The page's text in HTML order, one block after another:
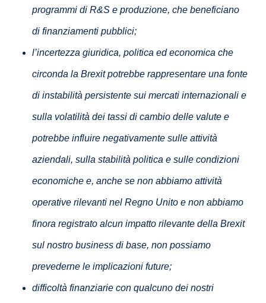
programmi di R&S e produzione, che beneficiano
di finanziamenti pubblici;
l’incertezza giuridica, politica ed economica che
circonda la Brexit potrebbe rappresentare una fonte
di instabilità persistente sui mercati internazionali e
sulla volatilità dei tassi di cambio delle valute e
potrebbe influire negativamente sulle attività
aziendali, sulla stabilità politica e sulle condizioni
economiche e, anche se non abbiamo attività
operative rilevanti nel Regno Unito e non abbiamo
finora registrato alcun impatto rilevante della Brexit
sul nostro business di base, non possiamo
prevederne le implicazioni future;
difficoltà finanziarie con qualcuno dei nostri